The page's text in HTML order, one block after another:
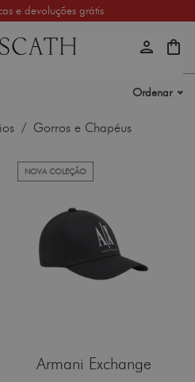
e devoluções grátis
shopping_bag
person
Ordenar
/ Gorros e Chapéus
NOVA COLEÇÃO
Armani Exchange